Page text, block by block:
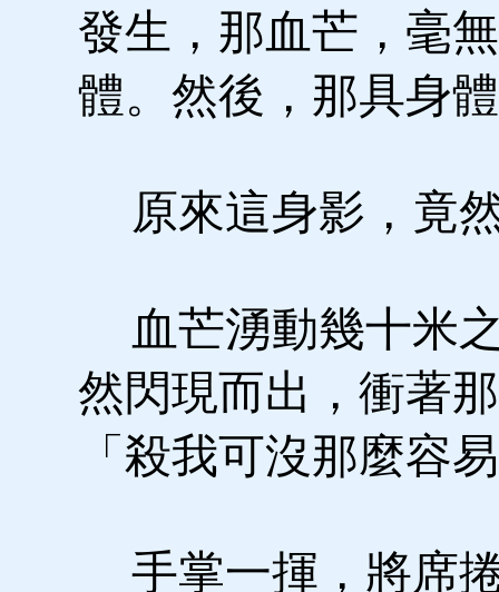
發生，那血芒，毫
體。然後，那具身
原來這身影，竟
血芒湧動幾十米
然閃現而出，衝著
「殺我可沒那麼容
手掌一揮，將席